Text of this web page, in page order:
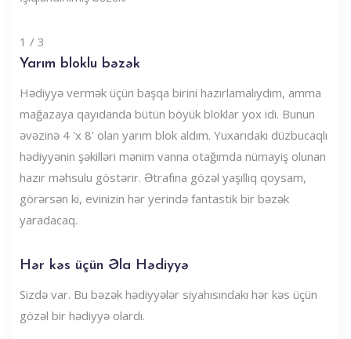
1 / 3
Yarım bloklu bəzək
Hədiyyə vermək üçün başqa birini hazırlamalıydım, amma
mağazaya qayıdanda bütün böyük bloklar yox idi. Bunun
əvəzinə 4 'x 8' olan yarım blok aldım. Yuxarıdakı düzbucaqlı
hədiyyənin şəkilləri mənim vanna otağımda nümayiş olunan
hazır məhsulu göstərir. Ətrafına gözəl yaşıllıq qoysam,
görərsən ki, evinizin hər yerində fantastik bir bəzək
yaradacaq.
Hər kəs üçün Əla Hədiyyə
Sizdə var. Bu bəzək hədiyyələr siyahısındakı hər kəs üçün
gözəl bir hədiyyə olardı.